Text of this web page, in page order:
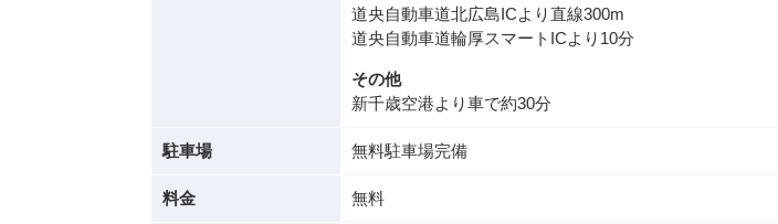
道央自動車道北広島ICより直線300m
道央自動車道輪厚スマートICより10分
その他
新千歳空港より車で約30分
駐車場 無料駐車場完備
料金 無料